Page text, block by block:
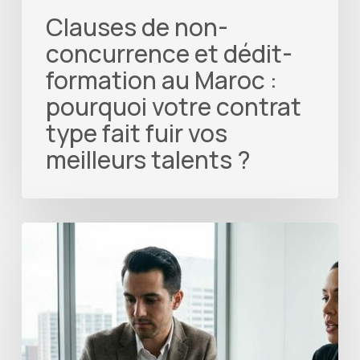
Clauses de non-
concurrence et dédit-
formation au Maroc :
pourquoi votre contrat
type fait fuir vos
meilleurs talents ?
bénéfices
pour
Professionnels